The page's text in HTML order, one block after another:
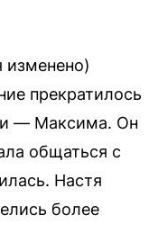
прекратилось
— Максима. Он
общаться с
Настя
более